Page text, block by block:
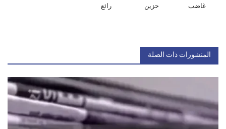
غاضب حزين رائع
المنشورات ذات الصلة